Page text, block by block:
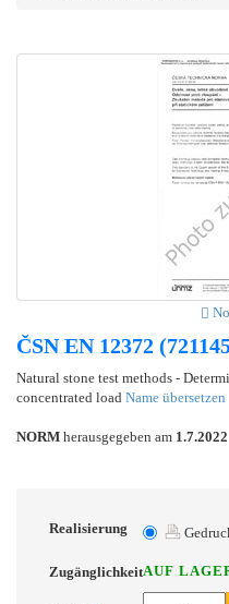
ČSN EN 12372
Natural stone test methods -
concentrated load Name übersetzen
NORM herausgegeben am 1.7.2022
Realisierung
ZugänglichkeitAUF